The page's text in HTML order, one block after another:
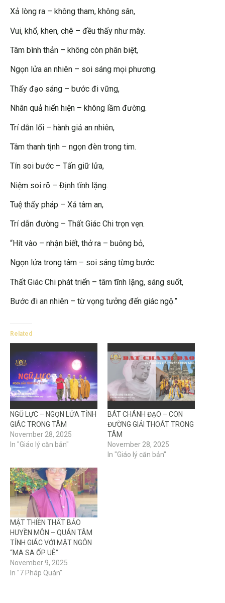
Xả lòng ra – không tham, không sân,
Vui, khổ, khen, chê – đều thấy như mây.
Tâm bình thản – không còn phân biệt,
Ngọn lửa an nhiên – soi sáng mọi phương.
Thấy đạo sáng – bước đi vững,
Nhân quả hiển hiện – không lầm đường.
Trí dẫn lối – hành giả an nhiên,
Tâm thanh tịnh – ngọn đèn trong tim.
Tín soi bước – Tấn giữ lửa,
Niệm soi rõ – Định tĩnh lặng.
Tuệ thấy pháp – Xả tâm an,
Trí dẫn đường – Thất Giác Chi trọn vẹn.
“Hít vào – nhận biết, thở ra – buông bỏ,
Ngọn lửa trong tâm – soi sáng từng bước.
Thất Giác Chi phát triển – tâm tĩnh lặng, sáng suốt,
Bước đi an nhiên – từ vọng tưởng đến giác ngộ.”
Related
NGŨ LỰC – NGỌN LỬA TỈNH
GIÁC TRONG TÂM
November 28, 2025
In "Giáo lý căn bản"
BÁT CHÁNH ĐẠO – CON
ĐƯỜNG GIẢI THOÁT TRONG
TÂM
November 28, 2025
In "Giáo lý căn bản"
MẬT THIỀN THẤT BẢO
HUYỀN MÔN – QUÁN TÂM
TỈNH GIÁC VỚI MẬT NGÔN
“MA SA ỐP UÊ”
November 9, 2025
In "7 Pháp Quán"